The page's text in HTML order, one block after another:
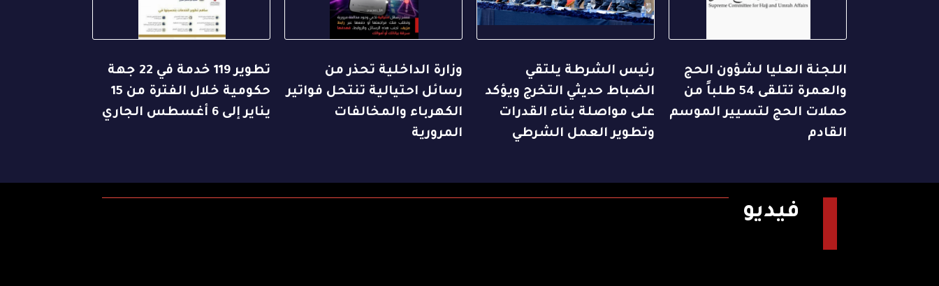
اللجنة العليا لشؤون الحج
والعمرة تتلقى 54 طلباً من
حملات الحج لتسيير الموسم
القادم
رئيس الشرطة يلتقي
الضباط حديثي التخرج ويؤكد
على مواصلة بناء القدرات
وتطوير العمل الشرطي
وزارة الداخلية تحذر من
رسائل احتيالية تنتحل فواتير
الكهرباء والمخالفات
المرورية
تطوير 119 خدمة في 22 جهة
حكومية خلال الفترة من 15
يناير إلى 6 أغسطس الجاري
فيديو